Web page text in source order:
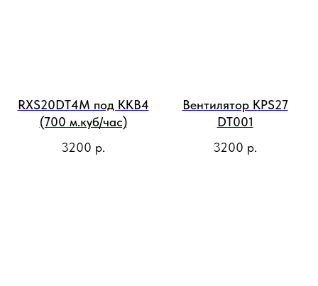
RXS20DT4M под ККВ4
(700 м.куб/час)
3200 р.
Вентилятор КРS27
DT001
3200 р.